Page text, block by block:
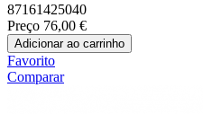
87161425040
Preço 76,00 €
Adicionar ao carrinho
Favorito
Comparar